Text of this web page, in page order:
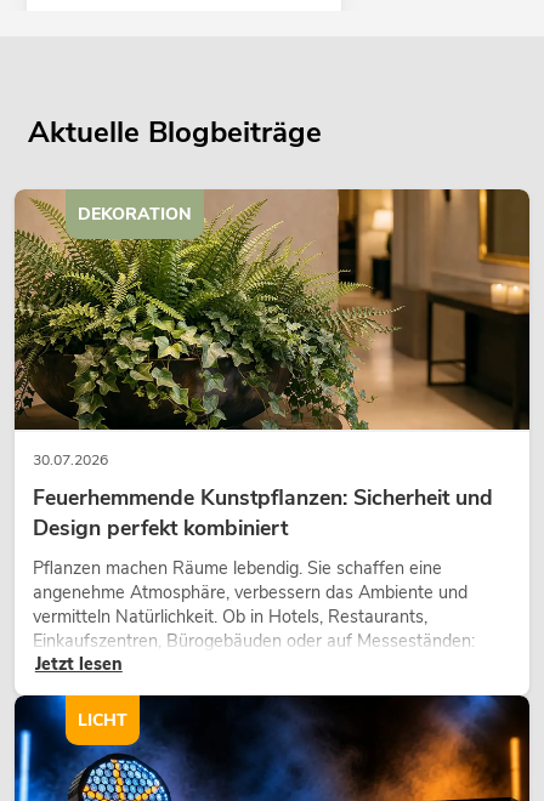
345,00€
OMNITRONIC XDA-2402 Class-D-
Verstärker
No. 10451636
Bestand reicht ca. 12 Wo.
549,00€
Aktuelle Blogbeiträge
30.07.2026
Feuerhemmende Kunstpflanzen: Sicherheit und
Design perfekt kombiniert
Pflanzen machen Räume lebendig. Sie schaffen eine
angenehme Atmosphäre, verbessern das Ambiente und
vermitteln Natürlichkeit. Ob in Hotels, Restaurants,
Einkaufszentren, Bürogebäuden oder auf Messeständen:
eine hochwertige Begrünung gehört heute längst zum
Jetzt lesen
DEKORATION
LICHT